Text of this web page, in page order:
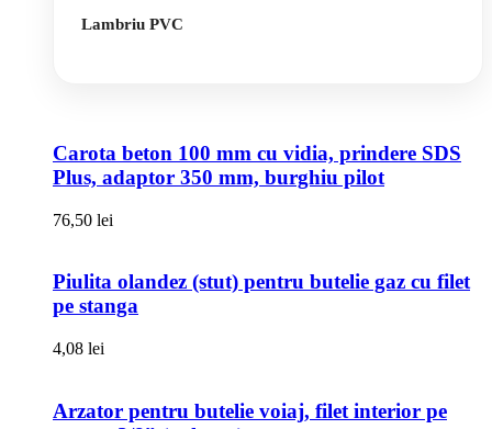
Lambriu PVC
Carota beton 100 mm cu vidia, prindere SDS
Plus, adaptor 350 mm, burghiu pilot
76,50 lei
Piulita olandez (stut) pentru butelie gaz cu filet
pe stanga
4,08 lei
Arzator pentru butelie voiaj, filet interior pe